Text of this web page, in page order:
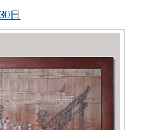
日